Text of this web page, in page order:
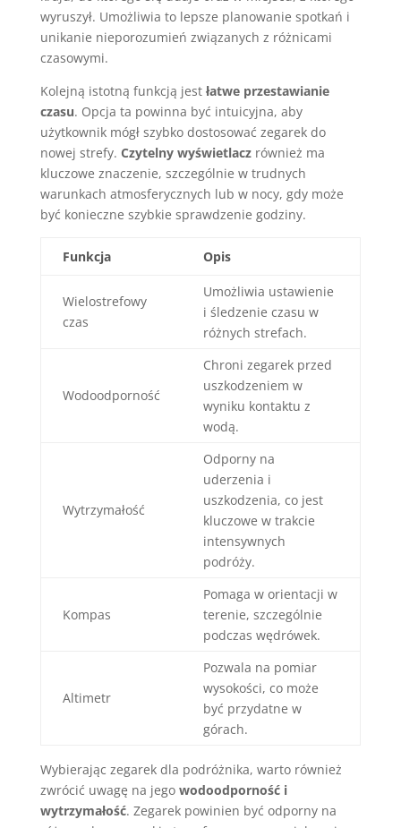
wyruszył. Umożliwia to lepsze planowanie spotkań i
unikanie nieporozumień związanych z różnicami
czasowymi.
Kolejną istotną funkcją jest łatwe przestawianie
czasu. Opcja ta powinna być intuicyjna, aby
użytkownik mógł szybko dostosować zegarek do
nowej strefy. Czytelny wyświetlaczrównież ma
kluczowe znaczenie, szczególnie w trudnych
warunkach atmosferycznych lub w nocy, gdy może
być konieczne szybkie sprawdzenie godziny.
Funkcja Opis
Wielostrefowy
czas
Umożliwia ustawienie
i śledzenie czasu w
różnych strefach.
Wodoodporność
Chroni zegarek przed
uszkodzeniem w
wyniku kontaktu z
wodą.
Wytrzymałość
Odporny na
uderzenia i
uszkodzenia, co jest
kluczowe w trakcie
intensywnych
podróży.
Kompas
Pomaga w orientacji w
terenie, szczególnie
podczas wędrówek.
Altimetr
Pozwala na pomiar
wysokości, co może
być przydatne w
górach.
Wybierając zegarek dla podróżnika, warto również
zwrócić uwagę na jego wodoodporność i
wytrzymałość. Zegarek powinien być odporny na